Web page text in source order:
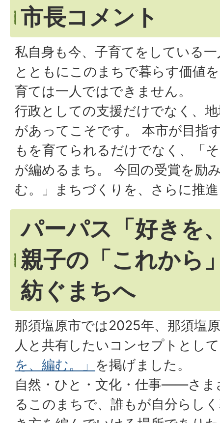
市長コメント
私自身も今、子育てをしている
とともにこのまちで暮らす価値
育ては一人ではできません。
行政としての支援だけでなく、
があってこそです。 本市が目指
もを育てられるだけでなく、「
が編めるまち。 今回の受賞を励
む。」まちづくりを、さらに推
パーパス「好きを
親子の「これから
紡ぐまちへ
那須塩原市では2025年、那須塩
人と共有したいコンセプトとし
を、編む。」 を掲げました。
自然・ひと・文化・仕事——さま
るこのまちで、誰もが自分らし